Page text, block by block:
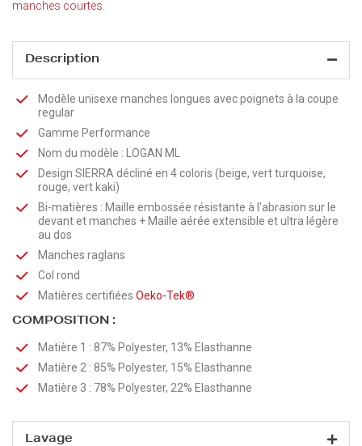
manches courtes.
Description
Modèle unisexe manches longues avec poignets à la coupe
regular
Gamme Performance
Nom du modèle : LOGAN ML
Design SIERRA décliné en 4 coloris (beige, vert turquoise,
rouge, vert kaki)
Bi-matières : Maille embossée résistante à l'abrasion sur le
devant et manches + Maille aérée extensible et ultra légère
au dos
Manches raglans
Col rond
Matières certifiées Oeko-Tek®
COMPOSITION :
Matière 1 : 87% Polyester, 13% Elasthanne
Matière 2 : 85% Polyester, 15% Elasthanne
Matière 3 : 78% Polyester, 22% Elasthanne
Lavage